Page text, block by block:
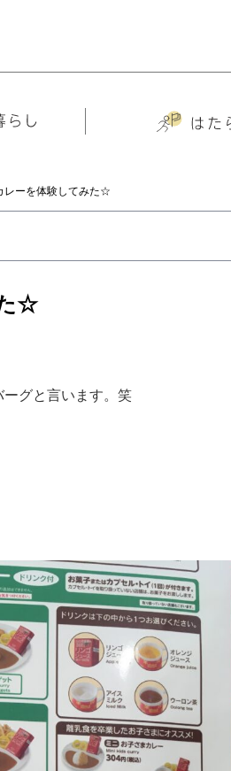
レーを体験してみた☆
☆
グと言います。笑